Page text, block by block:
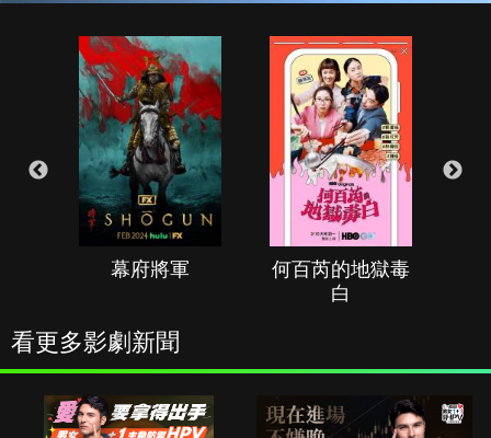
幕府將軍
何百芮的地獄毒
白
看更多影劇新聞